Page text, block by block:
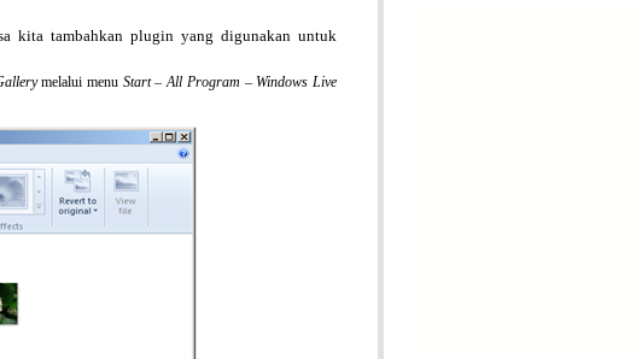
kita tambahkan plugin yang digunakan untuk
melalui menu Start – All Program – Windows Live